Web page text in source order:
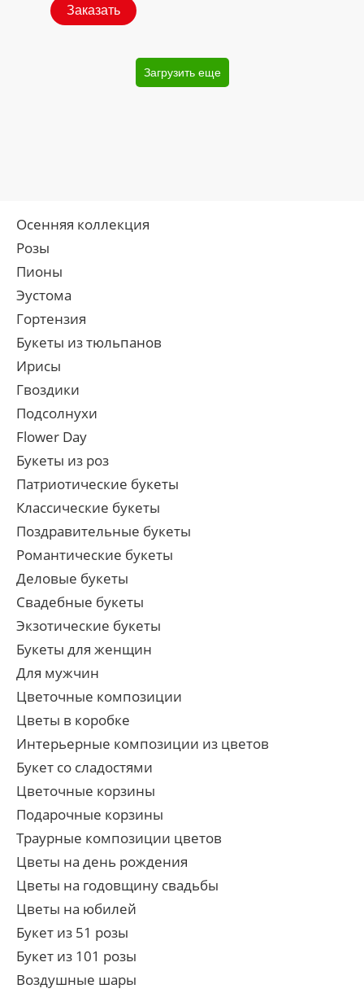
Заказать
Загрузить еще
Осенняя коллекция
Розы
Пионы
Эустома
Гортензия
Букеты из тюльпанов
Ирисы
Гвоздики
Подсолнухи
Flower Day
Букеты из роз
Патриотические букеты
Классические букеты
Поздравительные букеты
Романтические букеты
Деловые букеты
Свадебные букеты
Экзотические букеты
Букеты для женщин
Для мужчин
Цветочные композиции
Цветы в коробке
Интерьерные композиции из цветов
Букет со сладостями
Цветочные корзины
Подарочные корзины
Траурные композиции цветов
Цветы на день рождения
Цветы на годовщину свадьбы
Цветы на юбилей
Букет из 51 розы
Букет из 101 розы
Воздушные шары